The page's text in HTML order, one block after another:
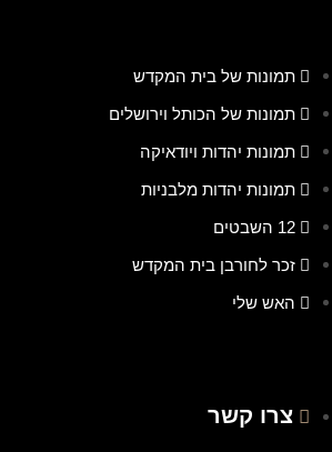
תמונות של בית המקדש
תמונות של הכותל וירושלים
תמונות יהדות ויודאיקה
תמונות יהדות מלבניות
12 השבטים
זכר לחורבן בית המקדש
האש שלי
צרו קשר